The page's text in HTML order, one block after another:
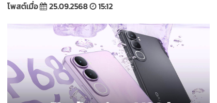
โพสต์เมื่อ 25.09.2568 15:12